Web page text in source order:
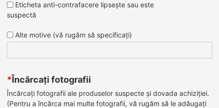
Eticheta anti-contrafacere lipsește sau este
suspectă
Alte motive (vă rugăm să specificați)
*Încărcați fotografii
Încărcați fotografii ale produselor suspecte și dovada achiziției.
(Pentru a încărca mai multe fotografii, vă rugăm să le adăugați